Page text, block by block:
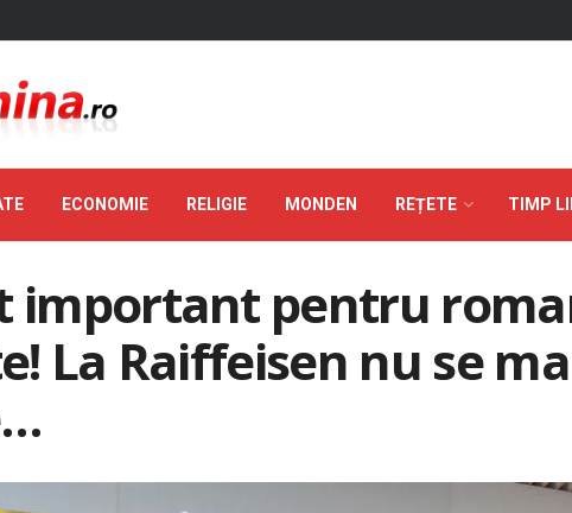
ECONOMIE RELIGIE MONDEN REȚETE TIMP
important pentru
La Raiffeisen nu se